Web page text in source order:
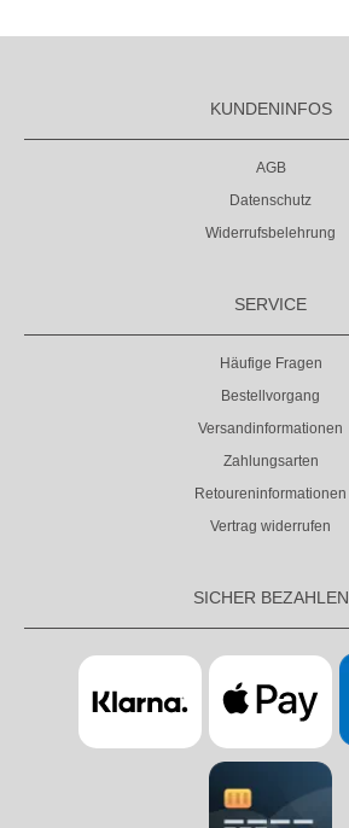
KUNDENINFOS
AGB
Datenschutz
Widerrufsbelehrung
SERVICE
Häufige Fragen
Bestellvorgang
Versandinformationen
Zahlungsarten
Retoureninformationen
Vertrag widerrufen
SICHER BEZAHLEN